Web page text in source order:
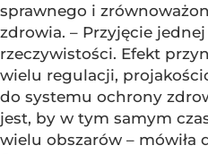
sprawnego i
zdrowia. – Przyjęcie
rzeczywistości. Efekt
wielu regulacji,
do systemu ochrony
jest, by w tym samym
wielu obszarów – mówiła